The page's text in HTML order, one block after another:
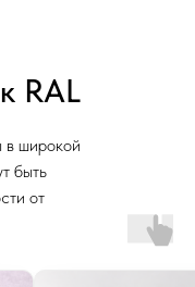
RAL
в широкой
быть
от